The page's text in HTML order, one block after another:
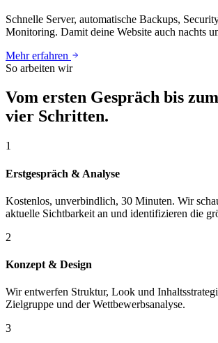
Schnelle Server, automatische Backups,
Monitoring. Damit deine Website auch nachts
Mehr erfahren
So arbeiten wir
Vom ersten Gespräch bis
vier Schritten.
1
Erstgespräch & Analyse
Kostenlos, unverbindlich, 30 Minuten. Wir
aktuelle Sichtbarkeit an und identifizieren die
2
Konzept & Design
Wir entwerfen Struktur, Look und
Zielgruppe und der Wettbewerbsanalyse.
3